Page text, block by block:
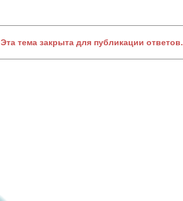
Эта тема закрыта для публикации ответов.